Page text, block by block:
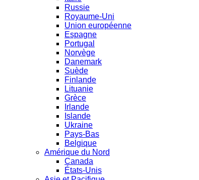
Russie
Royaume-Uni
Union européenne
Espagne
Portugal
Norvège
Danemark
Suède
Finlande
Lituanie
Grèce
Irlande
Islande
Ukraine
Pays-Bas
Belgique
Amérique du Nord
Canada
États-Unis